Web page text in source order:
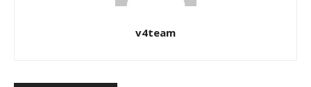
v4team